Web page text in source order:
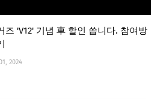
즈 'V12' 기념 車 할인 쏩니다. 참여방
2024